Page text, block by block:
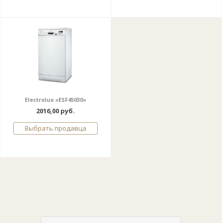
Electrolux «ESF45030»
2016,00 руб.
Выбрать продавца